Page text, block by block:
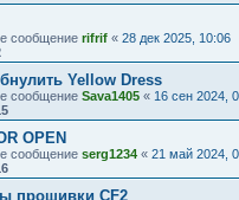
сообщение rifrif « 28 дек 2025, 10:06
Yellow Dress
сообщение Sava1405 « 16 сен 2024,
OPEN
сообщение serg1234 « 21 май 2024,
прошивки CF2